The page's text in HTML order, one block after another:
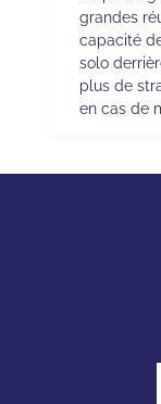
grandes
capacité
solo
plus de
en cas de